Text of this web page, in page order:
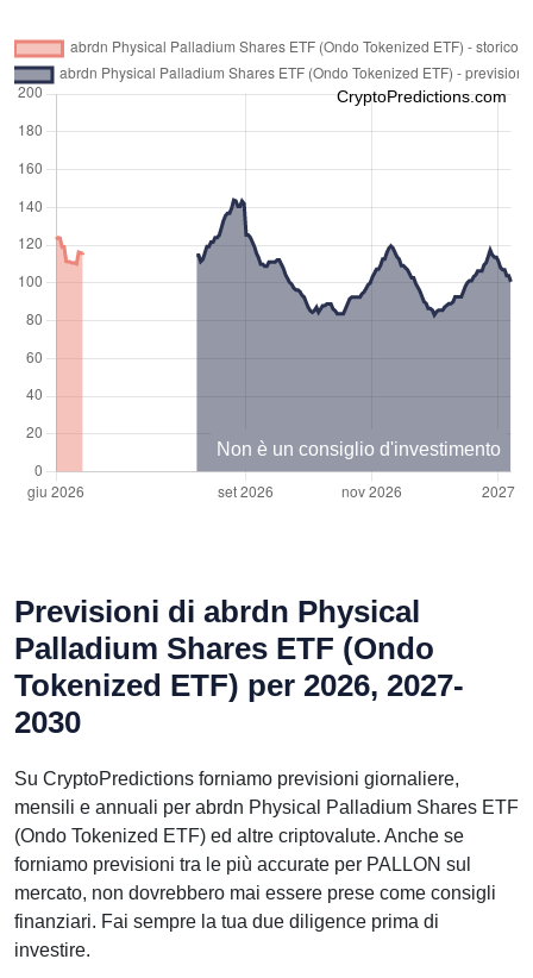
CryptoPredictions.com
Non è un consiglio d'investimento
Previsioni di abrdn Physical
Palladium Shares ETF (Ondo
Tokenized ETF) per 2026, 2027-
2030
Su CryptoPredictions forniamo previsioni giornaliere,
mensili e annuali per abrdn Physical Palladium Shares ETF
(Ondo Tokenized ETF) ed altre criptovalute. Anche se
forniamo previsioni tra le più accurate per PALLON sul
mercato, non dovrebbero mai essere prese come consigli
finanziari. Fai sempre la tua due diligence prima di
investire.